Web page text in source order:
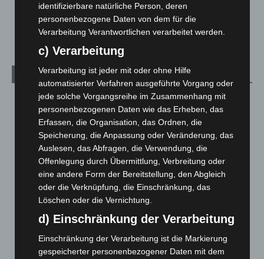
Anklage nach Abschaltung von „Archetyp Market“ erhoben
3. August 2026
Kategorien
Blaulicht
2.799
Corona-News
Hannover und Region
5.037
Langenhagen und Ortsteile
Leserbriefe
Menschen
Über uns
Veranstaltungen
1.887
1.270
identifizierbare natürliche Person, deren
personenbezogene Daten von dem für die
Verarbeitung Verantwortlichen verarbeitet werden.
c) Verarbeitung
Verarbeitung ist jeder mit oder ohne Hilfe
automatisierter Verfahren ausgeführte Vorgang oder
jede solche Vorgangsreihe im Zusammenhang mit
personenbezogenen Daten wie das Erheben, das
Erfassen, die Organisation, das Ordnen, die
Speicherung, die Anpassung oder Veränderung, das
Auslesen, das Abfragen, die Verwendung, die
Offenlegung durch Übermittlung, Verbreitung oder
eine andere Form der Bereitstellung, den Abgleich
oder die Verknüpfung, die Einschränkung, das
Löschen oder die Vernichtung.
d) Einschränkung der Verarbeitung
Einschränkung der Verarbeitung ist die Markierung
gespeicherter personenbezogener Daten mit dem